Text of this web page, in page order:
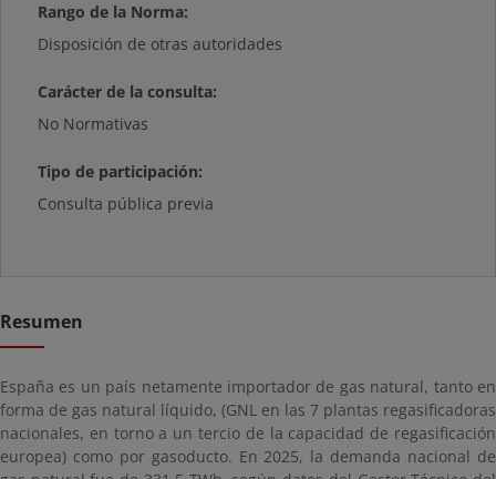
Rango de la Norma:
Disposición de otras autoridades
Carácter de la consulta:
No Normativas
Tipo de participación:
Consulta pública previa
Resumen
España es un país netamente importador de gas natural, tanto en
forma de gas natural líquido, (GNL en las 7 plantas regasificadoras
nacionales, en torno a un tercio de la capacidad de regasificación
europea) como por gasoducto. En 2025, la demanda nacional de